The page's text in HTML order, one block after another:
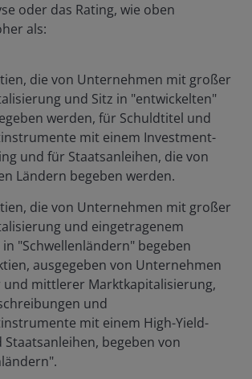
oder das Rating, wie oben
als:
die von Unternehmen mit großer
und Sitz in "entwickelten"
werden, für Schuldtitel und
mit einem Investment-
und für Staatsanleihen, die von
Ländern begeben werden.
die von Unternehmen mit großer
und eingetragenem
"Schwellenländern" begeben
ausgegeben von Unternehmen
und mittlerer Marktkapitalisierung,
und
mit einem High-Yield-
Staatsanleihen, begeben von